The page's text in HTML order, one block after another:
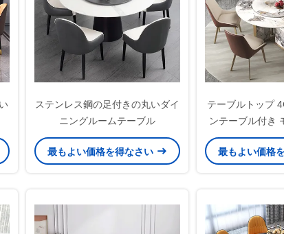
ステンレス鋼の足付きの丸いダイ
ニングルームテーブル
最もよい価格を得なさい
テーブルトップ
ンテーブル付き
ル・ラウン
最もよい価格